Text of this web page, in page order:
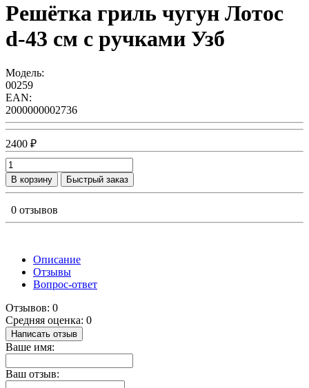
Решётка гриль чугун Лотос
d-43 см с ручками Узб
Модель:
00259
EAN:
2000000002736
2400 ₽
В корзину Быстрый заказ
0 отзывов
Описание
Отзывы
Вопрос-ответ
Отзывов: 0
Средняя оценка: 0
Написать отзыв
Ваше имя:
Ваш отзыв: